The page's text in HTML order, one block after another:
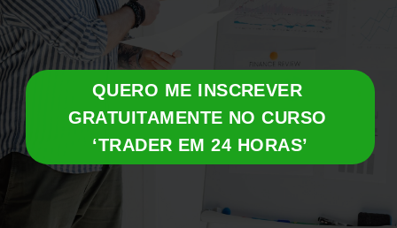
QUERO ME INSCREVER
GRATUITAMENTE NO CURSO
‘TRADER EM 24 HORAS’